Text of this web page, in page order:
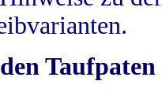
Taufpaten